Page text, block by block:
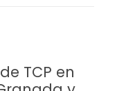
TCP en